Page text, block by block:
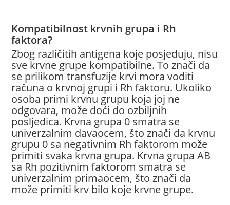
Kompatibilnost krvnih grupa i Rh
faktora?
Zbog različitih antigena koje posjeduju, nisu
sve krvne grupe kompatibilne. To znači da
se prilikom transfuzije krvi mora voditi
računa o krvnoj grupi i Rh faktoru. Ukoliko
osoba primi krvnu grupu koja joj ne
odgovara, može doći do ozbiljnih
posljedica. Krvna grupa 0 smatra se
univerzalnim davaocem, što znači da krvnu
grupu 0 sa negativnim Rh faktorom može
primiti svaka krvna grupa. Krvna grupa AB
sa Rh pozitivnim faktorom smatra se
univerzalnim primaocem, što znači da
može primiti krv bilo koje krvne grupe.